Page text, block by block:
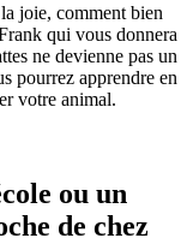
joie, comment bien
qui vous donnera
ne devienne pas un
pourrez apprendre en
votre animal.
ou un
de chez